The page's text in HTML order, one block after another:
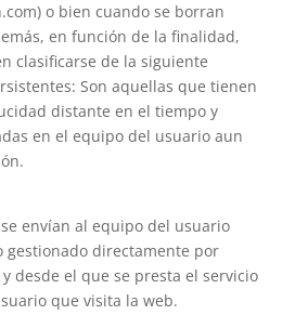
o bien cuando se borran
en función de la finalidad,
clasificarse de la siguiente
Son aquellas que tienen
distante en el tiempo y
en el equipo del usuario aun
envían al equipo del usuario
gestionado directamente por
desde el que se presta el servicio
que visita la web.